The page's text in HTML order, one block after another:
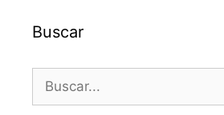
Buscar
Buscar: